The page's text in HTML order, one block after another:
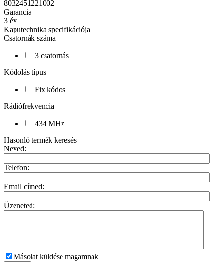
8032451221002
Garancia
3 év
Kaputechnika specifikációja
Csatornák száma
3 csatornás
Kódolás típus
Fix kódos
Rádiófrekvencia
434 MHz
Hasonló termék keresés
Neved:
Telefon:
Email címed:
Üzeneted:
Másolat küldése magamnak